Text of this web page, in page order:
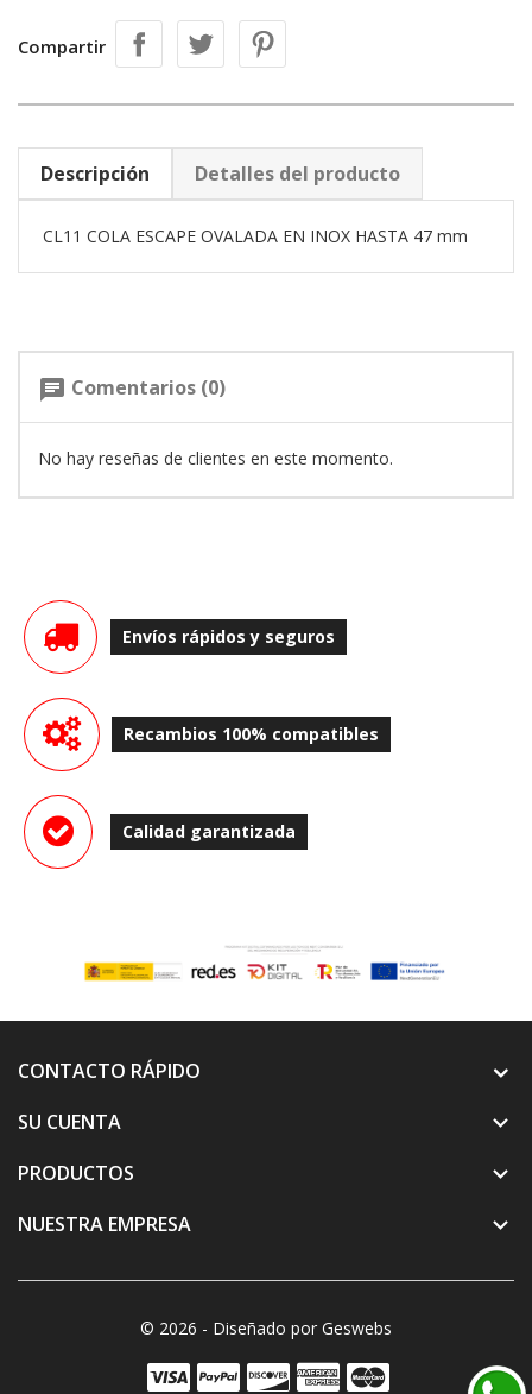
Compartir
Descripción Detalles del producto
CL11 COLA ESCAPE OVALADA EN INOX HASTA 47 mm
chat Comentarios (0)
No hay reseñas de clientes en este momento.
Envíos rápidos y seguros
Recambios 100% compatibles
Calidad garantizada
CONTACTO RÁPIDO
SU CUENTA

PRODUCTOS 
NUESTRA EMPRESA 
© 2026 - Diseñado por Geswebs